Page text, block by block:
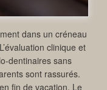
dans un créneau
clinique et
dentinaires sans
sont rassurés.
fin de vacation. Le